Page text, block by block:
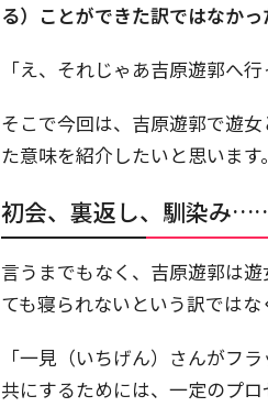
る）ことができた訳ではなかっ
「え、それじゃあ吉原遊郭へ行
そこで今回は、吉原遊郭で遊
た意味を紹介したいと思います。
初会、裏返し、馴染み
言うまでもなく、吉原遊郭は
ても寝られないという訳ではな
「一見（いちげん）さんがフ
共にするためには、一定のプロ